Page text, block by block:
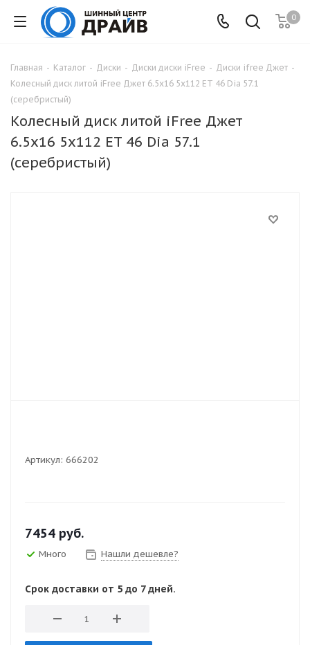
0
Главная - Каталог - Диски - Диски диски iFree - Диски ifree Джет -
Колесный диск литой iFree Джет 6.5x16 5x112 ET 46 Dia 57.1
(серебристый)
Колесный диск литой iFree Джет
6.5x16 5x112 ET 46 Dia 57.1
(серебристый)
Артикул: 666202
7454 руб.
Много Нашли дешевле?
Срок доставки от 5 до 7 дней.